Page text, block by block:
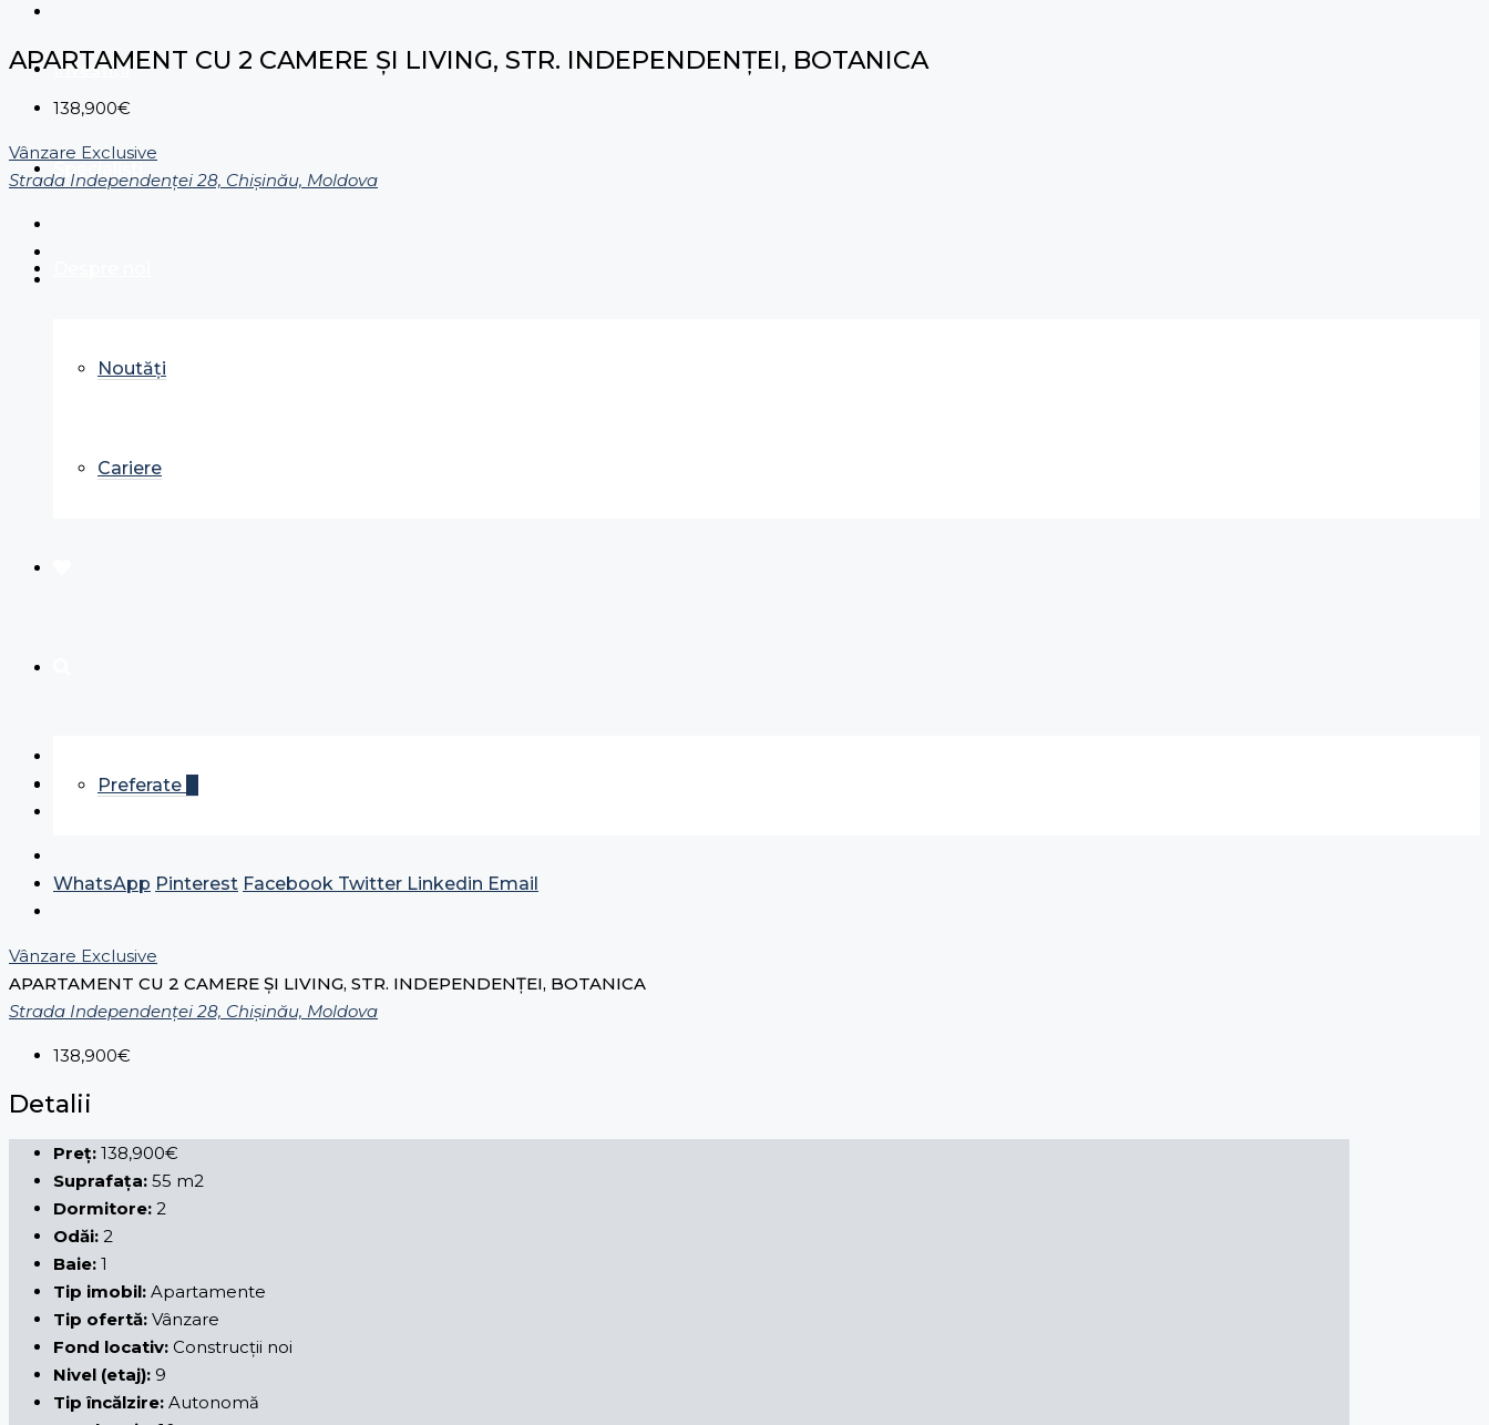
Investiții
Specialiști
Noutăți
Cariere
Preferate
APARTAMENT CU 2 CAMERE ȘI LIVING, STR. INDEPENDENȚEI, BOTANICA
138,900€
Vânzare Exclusive
Strada Independenței 28, Chișinău, Moldova
WhatsApp Pinterest Facebook Twitter Linkedin Email
Vânzare Exclusive
APARTAMENT CU 2 CAMERE ȘI LIVING, STR. INDEPENDENȚEI, BOTANICA
Strada Independenței 28, Chișinău, Moldova
138,900€
Detalii
Preț: 138,900€
Suprafața: 55 m2
Dormitore: 2
Odăi: 2
Baie: 1
Tip imobil: Apartamente
Tip ofertă: Vânzare
Fond locativ: Construcții noi
Nivel (etaj): 9
Tip încălzire: Autonomă